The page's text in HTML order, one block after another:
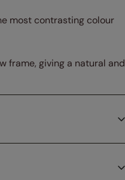
most contrasting colour
frame, giving a natural and